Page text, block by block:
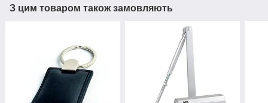
З цим товаром також замовляють